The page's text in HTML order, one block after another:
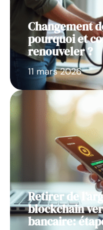
Changement
pourquoi et
renouveler ?
11 mars 2026
Retirer de
blockchain
bancaire: